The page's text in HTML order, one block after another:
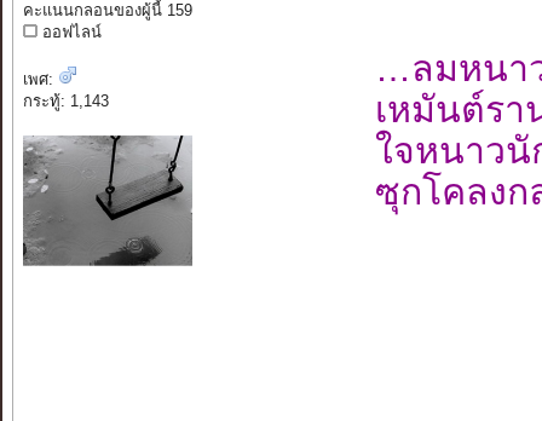
คะแนนกลอนของผู้นี้ 159
ออฟไลน์
เพศ:
กระทู้: 1,143
…ลมหนา
เหมันต์รา
ใจหนาวนั
ซุกโคลง